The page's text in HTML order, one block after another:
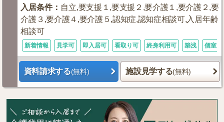
入居条件： 自立,要支援１,要支援２,要介護１,要介護２,要
介護３,要介護４,要介護５,認知症,認知症相談可,入居年齢
相談可
新着情報 見学可 即入居可 看取り可 終身利用可 築浅 個室あ
資料請求する(無料) 施設見学する(無料)